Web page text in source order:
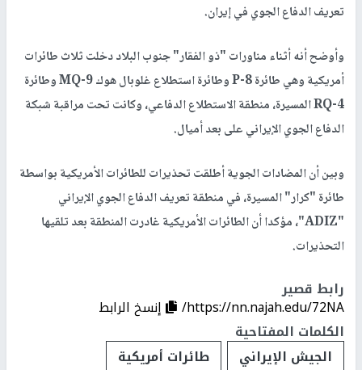
تعريف الدفاع الجوي في إيران.
وأوضح أنه أثناء مناورات "ذو الفقار" جنوب البلاد دخلت ثلاث طائرات
أمريكية وهي طائرة P-8 وطائرة استطلاع غلوبال هوك MQ-9 وطائرة
RQ-4 المسيرة، منطقة الاستطلاع الدفاعي، وكانت تحت مراقبة شبكة
الدفاع الجوي الإيراني على بعد أميال.
وبين أن المضادات الجوية أطلقت تحذيرات للطائرات الأمريكية بواسطة
طائرة "كرار" المسيرة، في منطقة تعريف الدفاع الجوي الإيراني
"ADIZ"، مؤكدا أن الطائرات الأمريكية غادرت المنطقة بعد تلقيها
التحذيرات.
رابط قصير
https://nn.najah.edu/72NA/
إنسخ الرابط
الكلمات المفتاحية
الجيش الإيراني
طائرات أمريكية